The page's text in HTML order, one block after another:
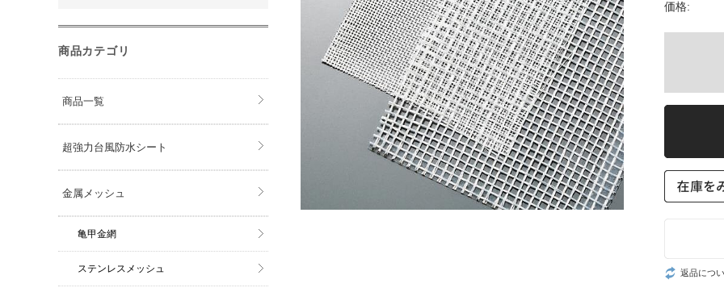
価格:
返品につ
商品カテゴリ
商品一覧
超強力台風防水シート
金属メッシュ
亀甲金網
ステンレスメッシュ